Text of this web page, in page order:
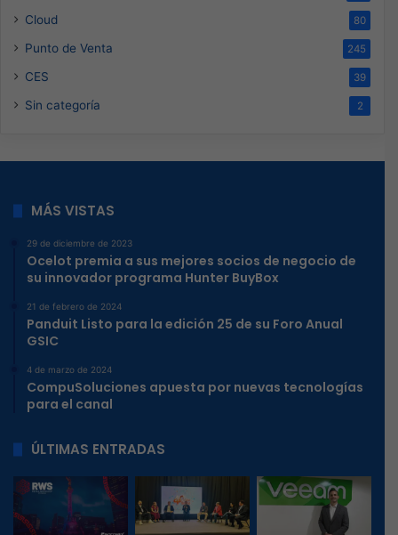
Cloud 80
Punto de Venta 245
CES 39
Sin categoría 2
MÁS VISTAS
29 de diciembre de 2023
Ocelot premia a sus mejores socios de negocio de
su innovador programa Hunter BuyBox
21 de febrero de 2024
Panduit Listo para la edición 25 de su Foro Anual
GSIC
4 de marzo de 2024
CompuSoluciones apuesta por nuevas tecnologías
para el canal
ÚLTIMAS ENTRADAS